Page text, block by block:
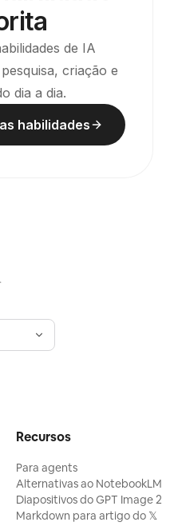
do
de IA
criação e
dia a dia.
habilidades
Recursos
Para agents
Alternativas ao NotebookLM
Diapositivos do GPT Image 2
Markdown para artigo do 𝕏